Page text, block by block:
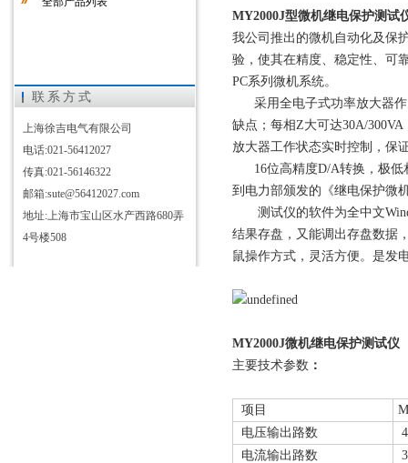
联系方式
上海徐吉电气有限公司
电话:021-56412027
传真:021-56146322
邮箱:sute@56412027.com
地址:上海市宝山区水产西路680弄
4号楼508
MY2000J型微机继电保护测试
我公司推出的微机自动化及保
验，使其在精度、稳定性、可
PC系列微机系统。
采用全电子式功率放大器作
缺点；每相Z大可达30A/
放大器工作状态实时控制，保
16位高精度D/A转换，极低
到电力部颁发的《继电保护微
测试仪的软件为全中文
结果存盘，又能调出存盘数据
鼠操作方式，灵活方便。是发
MY2000J微机继电保护测试仪
主要技术参数 ：
项目
电压输出路数
电流输出路数